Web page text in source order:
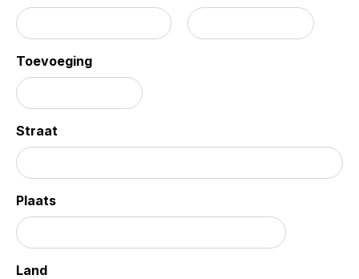
Toevoeging
Straat
Plaats
Land